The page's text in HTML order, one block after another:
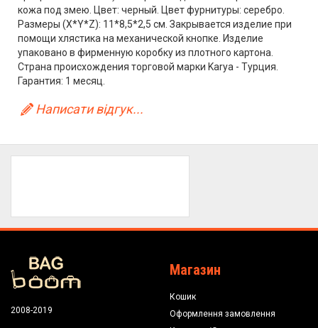
кожа под змею. Цвет: черный. Цвет фурнитуры: серебро.
Размеры (X*Y*Z): 11*8,5*2,5 см. Закрывается изделие при
помощи хлястика на механической кнопке. Изделие
упаковано в фирменную коробку из плотного картона.
Страна происхождения торговой марки Karya - Турция.
Гарантия: 1 месяц.
Написати відгук...
2008-2019
Магазин
Кошик
Оформлення замовлення